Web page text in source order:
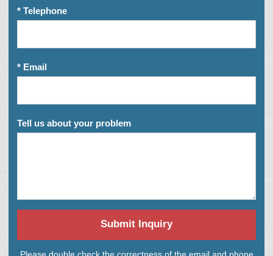
* Telephone
* Email
Tell us about your problem
Submit Inquiry